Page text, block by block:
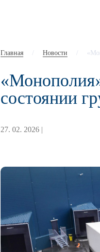
Главная / Новости /
состоянии
27. 02. 2026 |